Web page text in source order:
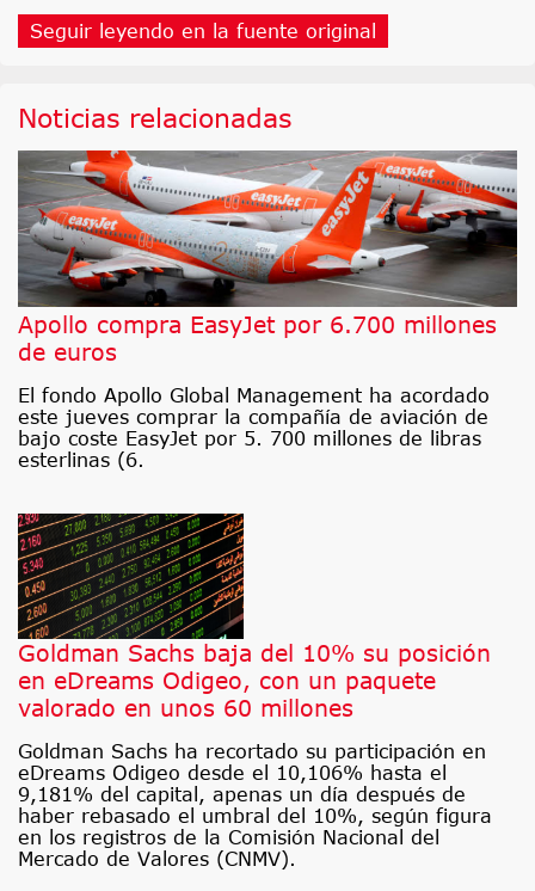
Seguir leyendo en la fuente original
Noticias relacionadas
Apollo compra EasyJet por 6.700 millones
de euros
El fondo Apollo Global Management ha acordado
este jueves comprar la compañía de aviación de
bajo coste EasyJet por 5. 700 millones de libras
esterlinas (6.
Goldman Sachs baja del 10% su posición
en eDreams Odigeo, con un paquete
valorado en unos 60 millones
Goldman Sachs ha recortado su participación en
eDreams Odigeo desde el 10,106% hasta el
9,181% del capital, apenas un día después de
haber rebasado el umbral del 10%, según figura
en los registros de la Comisión Nacional del
Mercado de Valores (CNMV).